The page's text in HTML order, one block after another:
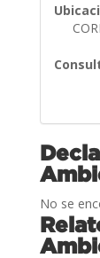
No se